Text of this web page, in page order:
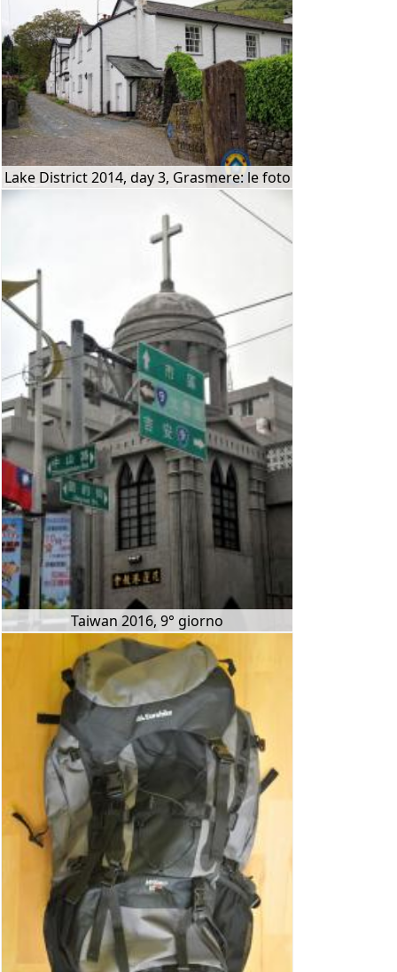
Lake District 2014, day 3, Grasmere: le foto
Taiwan 2016, 9° giorno